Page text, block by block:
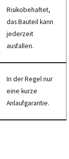
Risikobehaftet,
das Bauteil kann
jederzeit
ausfallen.
In der Regel nur
eine kurze
Anlaufgarantie.